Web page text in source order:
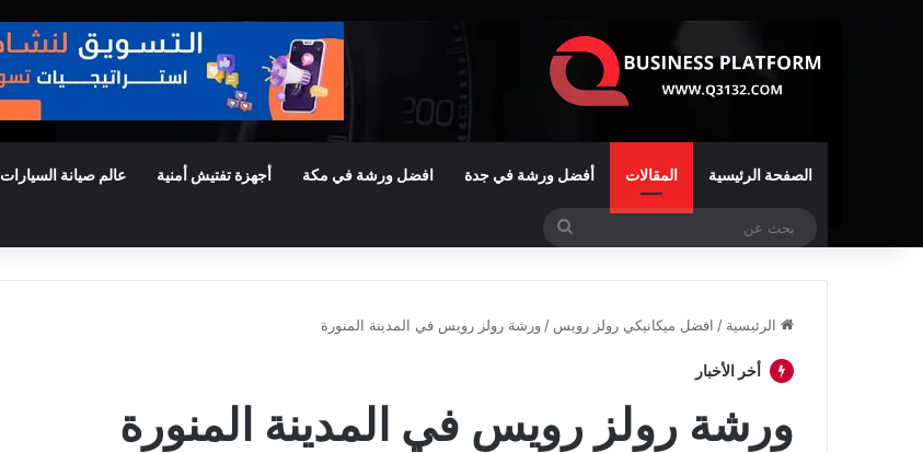
الصفحة الرئيسية المقالات أفضل ورشة في جدة افضل ورشة في مكة أجهزة تفتيش أمنية عالم صيانة السيارات
الرئيسية / افضل ميكانيكي رولز رويس / ورشة رولز رويس في المدينة المنورة
أخر الأخبار
ورشة رولز رويس في المدينة المنورة